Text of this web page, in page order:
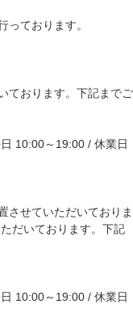
っております。
ております。下記までご
10:00～19:00 / 休業日
させていただいておりま
だいております。下記
10:00～19:00 / 休業日